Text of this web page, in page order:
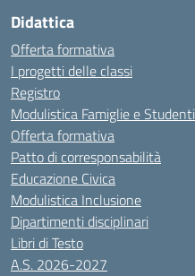
Didattica
Offerta formativa
I progetti delle classi
Registro
Modulistica Famiglie e Studenti
Offerta formativa
Patto di corresponsabilità
Educazione Civica
Modulistica Inclusione
Dipartimenti disciplinari
Libri di Testo
A.S. 2026-2027